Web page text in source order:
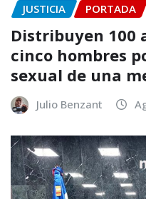
JUSTICIA PORTADA
Distribuyen 100
cinco hombres
sexual de una
Julio Benzant